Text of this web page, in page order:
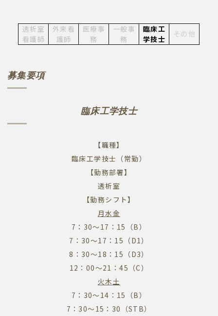
透析室
看護師
外来看
護師
医療事
務
一般事
務
臨床工
学技士
その他
募集要項
臨床工学技士
【職種】
臨床工学技士（常勤）
【勤務部署】
透析室
【勤務シフト】
月水金
7：30～17：15（B）
7：30～17：15（D1）
8：30～18：15（D3）
12：00～21：45（C）
火木土
7：30～14：15（B）
7：30～15：30（STB）